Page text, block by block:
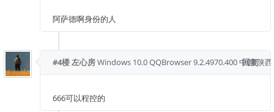
阿萨德啊身份的人
回复
#4楼 左心房Windows 10.0QQBrowser 9.2.4970.400中国 陕
666可以程控的